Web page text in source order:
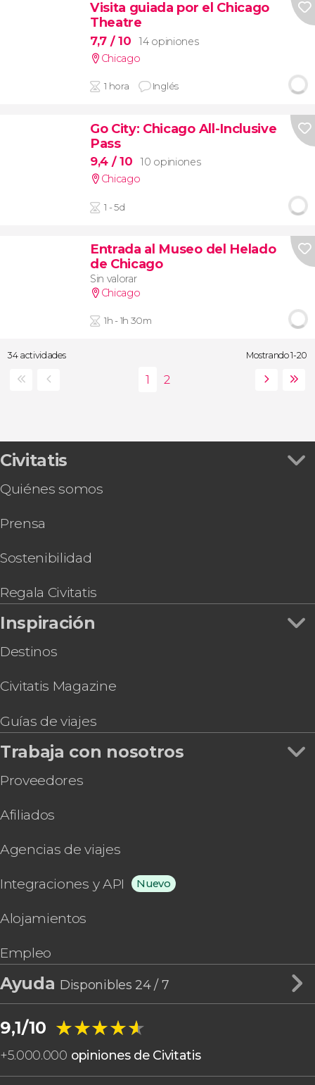
Visita guiada por el Chicago
Theatre
7,7 / 10
14 opiniones
Chicago
1 hora Inglés
Go City: Chicago All-Inclusive
Pass
9,4 / 10
10 opiniones
Chicago
1 - 5d
Entrada al Museo del Helado
de Chicago
Sin valorar
Chicago
1h - 1h 30m
34 actividades Mostrando 1-20
Civitatis
Quiénes somos
Prensa
Sostenibilidad
Regala Civitatis
Inspiración
Destinos
Civitatis Magazine
Guías de viajes
Trabaja con nosotros
Proveedores
Afiliados
Agencias de viajes
Integraciones y API Nuevo
Alojamientos
Empleo
Ayuda Disponibles 24 / 7
9,1/10 ★★★★★
★★★★★
+5.000.000 opiniones de Civitatis